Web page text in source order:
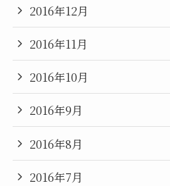
2016年12月
2016年11月
2016年10月
2016年9月
2016年8月
2016年7月